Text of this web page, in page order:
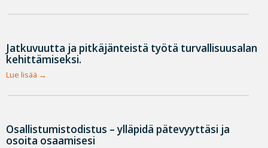
Jatkuvuutta ja pitkäjänteistä työtä turvallisuusalan
kehittämiseksi.
Lue lisää
Osallistumistodistus – ylläpidä pätevyyttäsi ja
osoita osaamisesi